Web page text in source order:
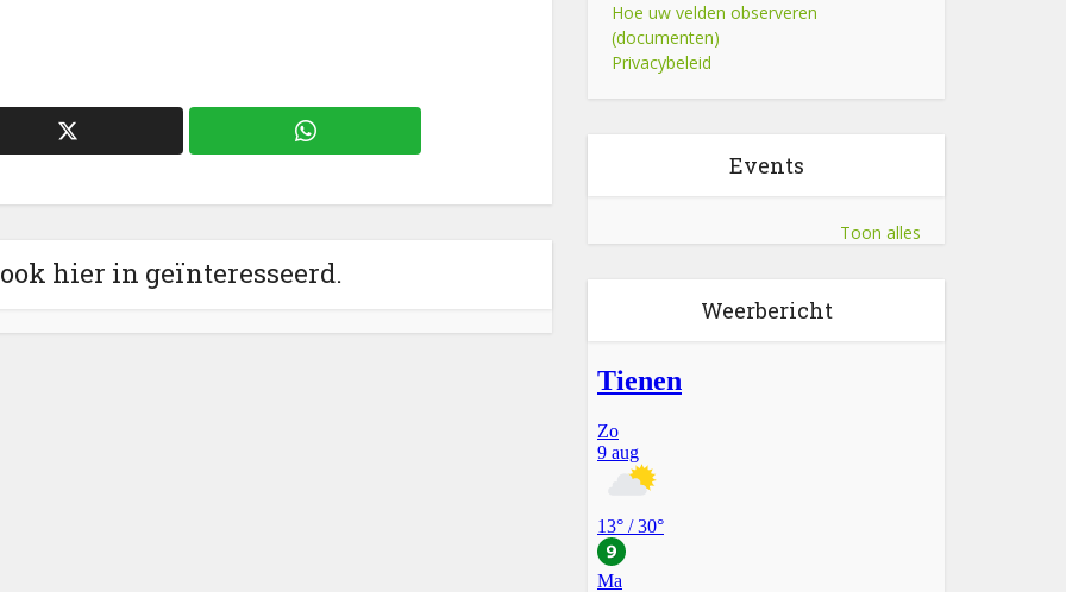
hier in geïnteresseerd.
Hoe uw velden observeren
(documenten)
Privacybeleid
Events
Toon alles
Weerbericht